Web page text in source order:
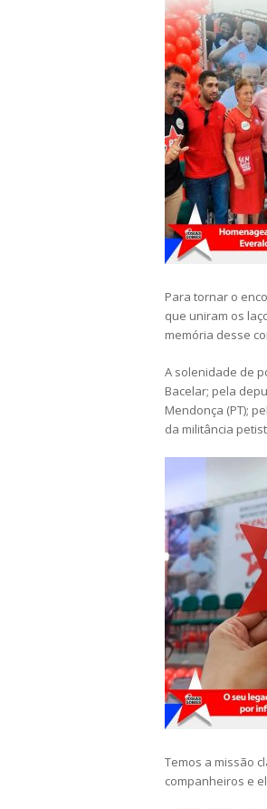
Para tornar o
que uniram os
memória desse
A solenidade de
Bacelar; pela
Mendonça (PT);
da militância
Temos a missão
companheiros e